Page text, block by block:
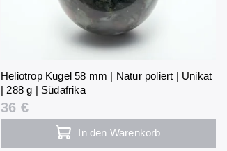
Heliotrop Kugel 58 mm | Natur poliert | Unikat
| 288 g | Südafrika
36 €
In den Warenkorb